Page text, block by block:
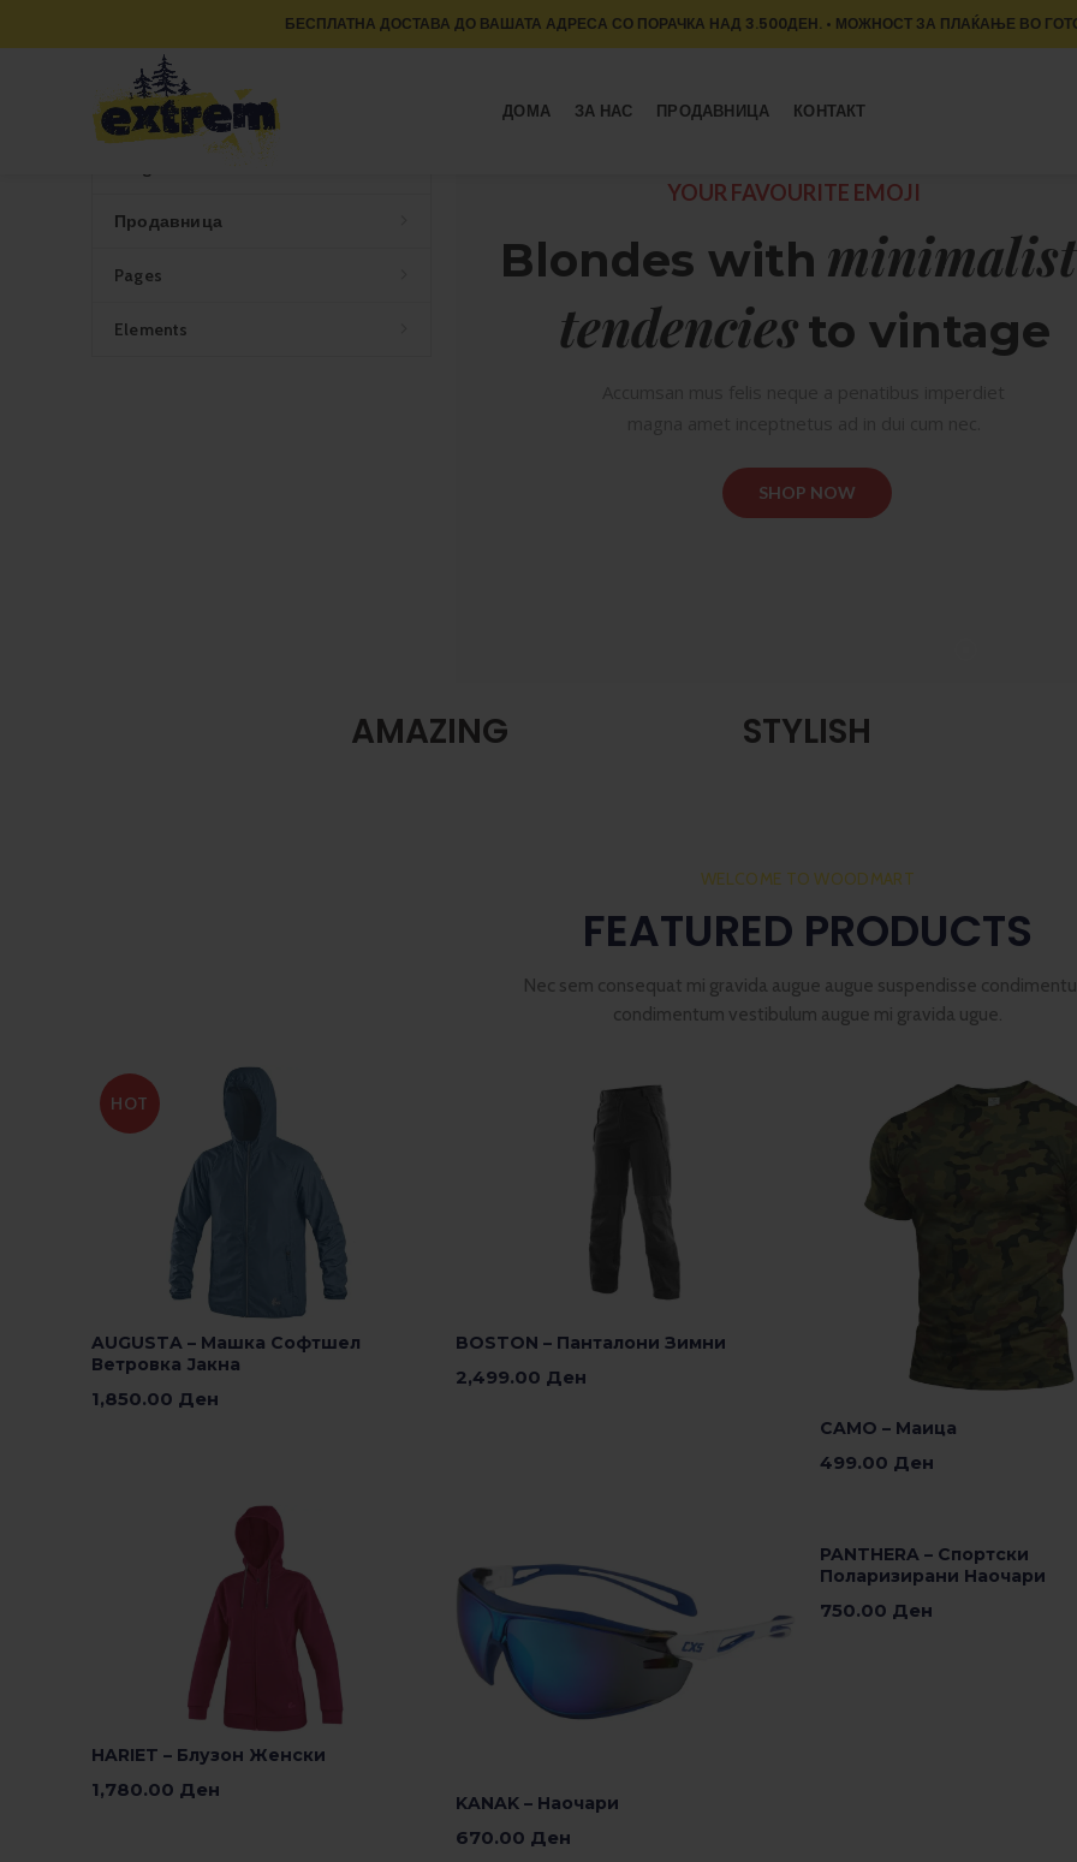
ДОМА ЗА НАС ПРОДАВНИЦА КОНТАКТ
CATEGORIES
Home
Продавница
Pages
Elements
YOUR FAVOURITE EMOJI
Blondes with
tendenciesto vintage
SHOP NOW
AMAZING
STYLISH
WELCOME TO WOODMART
FEATURED PRODUCTS
Nec sem consequat mi gravida augue augue suspendisse
condimentum vestibulum augue mi gravida ugue.
HOT
AUGUSTA – Машка Софтшел
Ветровка Јакна
1,850.00 Ден
BOSTON – Панталони Зимни
2,499.00 Ден
CAMO – Маица
499.00 Ден
HARIET – Блузон Женски
1,780.00 Ден
KANAK – Наочари
670.00 Ден
PANTHERA – Спортски
Поларизирани Наочари
750.00 Ден
БЕСПЛАТНА ДОСТАВА ДО ВАШАТА АДРЕСА СО ПОРАЧКА НАД 3.500ДЕН. • МОЖНОСТ ЗА ПЛАЌАЊЕ ВО